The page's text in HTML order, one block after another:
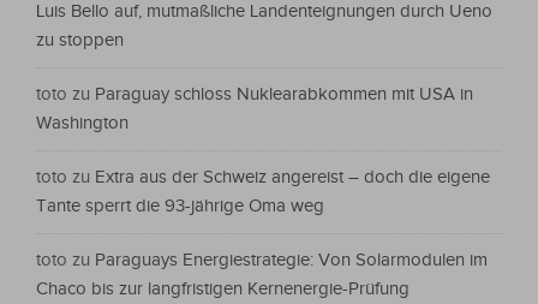
Luis Bello auf, mutmaßliche Landenteignungen durch Ueno
zu stoppen
toto zu Paraguay schloss Nuklearabkommen mit USA in
Washington
toto zu Extra aus der Schweiz angereist – doch die eigene
Tante sperrt die 93-jährige Oma weg
toto zu Paraguays Energiestrategie: Von Solarmodulen im
Chaco bis zur langfristigen Kernenergie-Prüfung